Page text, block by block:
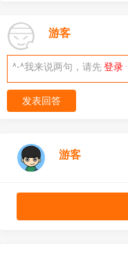
游客
^-^我来说两句，请先登录 ·
发表回答
游客